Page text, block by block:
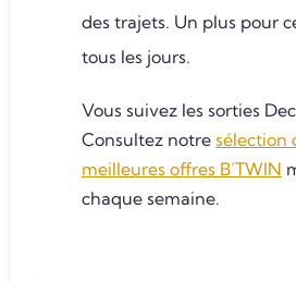
des trajets. Un plus pour
tous les jours.
Vous suivez les sorties
Consultez notre sélection
meilleures offres B’TWIN
chaque semaine.